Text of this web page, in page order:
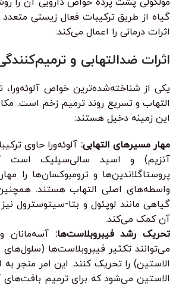
گیاه از طریق ترکیبات فعال زیستی
اثرات درمانی را اعمال می‌کند:
اثرات ضدالتهابی و
یکی از شناخته‌شده‌ترین خواص آلوئه‌ورا،
التهاب و تسریع روند ترمیم زخم است.
این زمینه دخیل هستند:
مهار مسیرهای التهابی: آلوئه‌ورا حاوی
آنزیم) و اسید سالی‌سیلیک است
پروستاگلاندین‌ها و ترومبوکسان‌ها را
واسطه‌های اصلی التهاب هستند.
گیاهی مانند لوپئول و بتا-سیتوسترول
آن کمک می‌کند.
تحریک رشد فیبروبلاست‌ها: آسه‌مانان
می‌توانند تکثیر فیبروبلاست‌ها
الاستین) را تحریک کنند. این امر منجر
الاستین می‌شود که برای ترمیم